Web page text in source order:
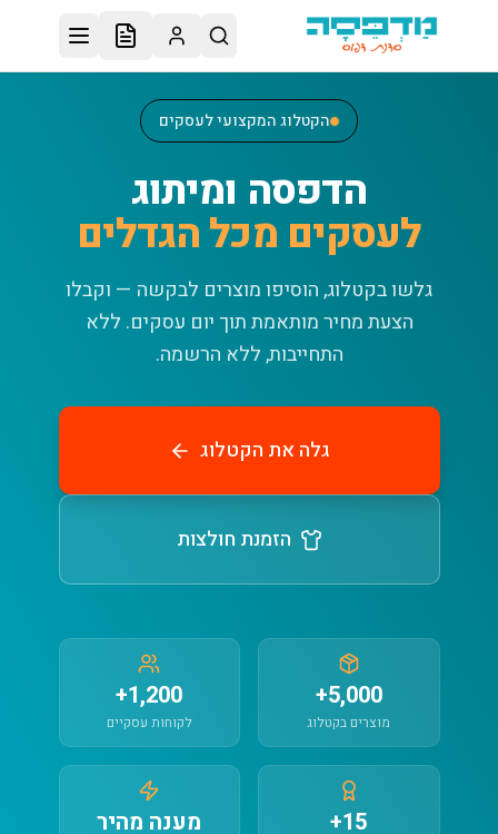
דלג לתוכן הראשי
הקטלוג המקצועי לעסקים
הדפסה ומיתוג
לעסקים מכל הגדלים
גלשו בקטלוג, הוסיפו מוצרים לבקשה — וקבלו
הצעת מחיר מותאמת תוך יום עסקים. ללא
התחייבות, ללא הרשמה.
גלה את הקטלוג
הזמנת חולצות
5,000+
מוצרים בקטלוג
1,200+
לקוחות עסקיים
15+ מענה מהיר